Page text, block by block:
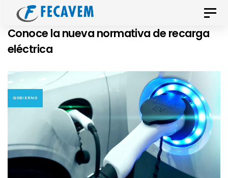
Skip
links
primary
navigation
content
Toggle
Conoce la nueva normativa de recarga
eléctrica
GOBIERNO